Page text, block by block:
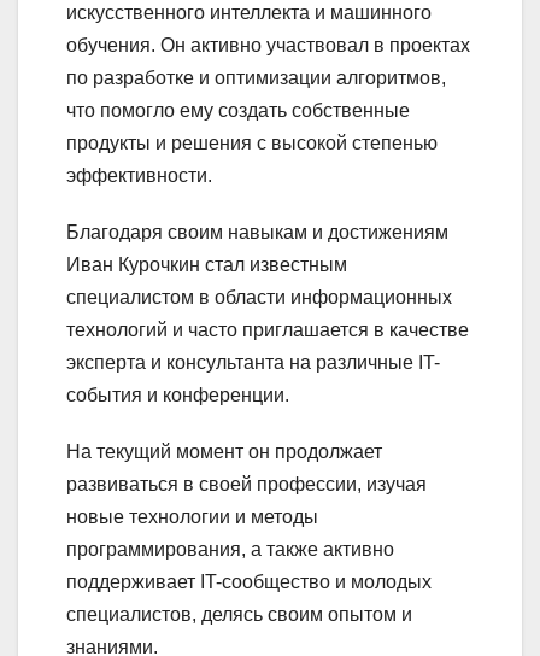
искусственного интеллекта и машинного
обучения. Он активно участвовал в проектах
по разработке и оптимизации алгоритмов,
что помогло ему создать собственные
продукты и решения с высокой степенью
эффективности.
Благодаря своим навыкам и достижениям
Иван Курочкин стал известным
специалистом в области информационных
технологий и часто приглашается в качестве
эксперта и консультанта на различные IT-
события и конференции.
На текущий момент он продолжает
развиваться в своей профессии, изучая
новые технологии и методы
программирования, а также активно
поддерживает IT-сообщество и молодых
специалистов, делясь своим опытом и
знаниями.